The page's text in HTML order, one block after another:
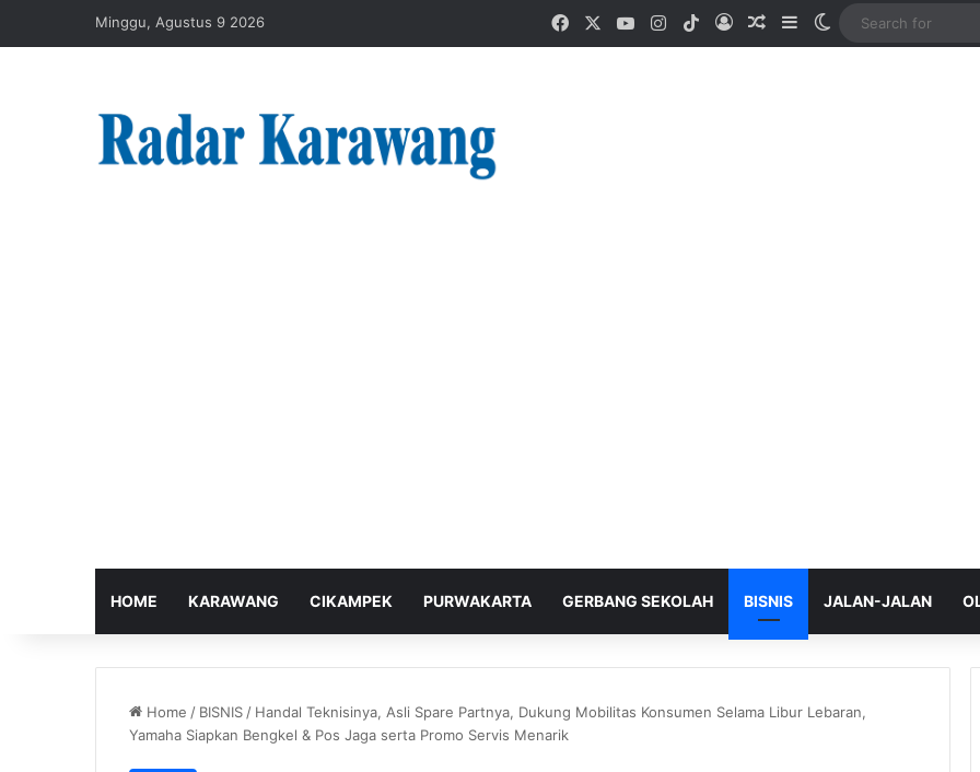
Minggu, Agustus 9 2026 FacebookYouTubeInstagram
TikTokLog InRandom Article
SidebarSwitch skin
HOME KARAWANG CIKAMPEK PURWAKARTA GERBANG SEKOLAH BISNIS JALAN-JALAN
Home / BISNIS / Handal Teknisinya, Asli Spare Partnya, Dukung Mobilitas Konsumen Selama Libur Lebaran,
Yamaha Siapkan Bengkel & Pos Jaga serta Promo Servis Menarik